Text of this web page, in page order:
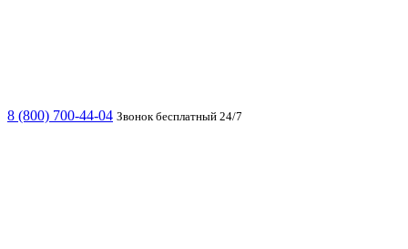
8 (800) 700-44-04 Звонок бесплатный 24/7